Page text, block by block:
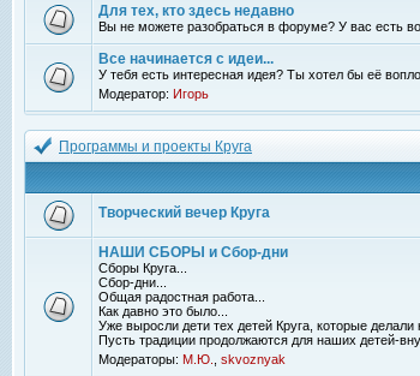
Для тех, кто здесь недавно
Вы не можете разобраться в форуме? У вас есть
Все начинается с идеи...
У тебя есть интересная идея? Ты хотел бы её
Модератор: Игорь
Программы и проекты Круга
Творческий вечер Круга
НАШИ СБОРЫ и Сбор-дни
Сборы Круга...
Сбор-дни...
Общая радостная работа...
Как давно это было...
Уже выросли дети тех детей Круга, которые делали
Пусть традиции продолжаются для наших детей-
Модераторы: М.Ю. skvoznyak